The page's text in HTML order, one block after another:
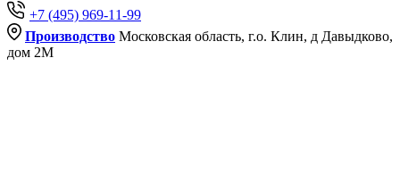
+7 (495) 969-11-99
Производство Московская область, г.о. Клин, д Давыдково,
дом 2М